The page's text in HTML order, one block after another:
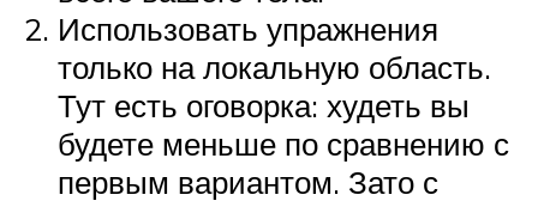
Использовать упражнения
только на локальную область.
Тут есть оговорка: худеть вы
будете меньше по сравнению с
первым вариантом. Зато с